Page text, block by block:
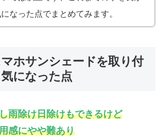
なった点でまとめてみます。
ホサンシェードを取り付
になった点
雨除け日除けもできるけど
感にやや難あり